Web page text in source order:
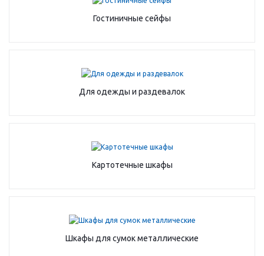
Гостиничные сейфы
Для одежды и раздевалок
Картотечные шкафы
Шкафы для сумок металлические